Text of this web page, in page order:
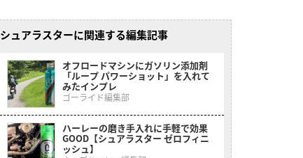
シュアラスターに関連する編集記事
オフロードマシンにガソリン添加剤
「ループ パワーショット」を入れて
みたインプレ
ゴーライド編集部
ハーレーの磨き手入れに手軽で効果
GOOD【シュアラスター ゼロフィニ
ッシュ】